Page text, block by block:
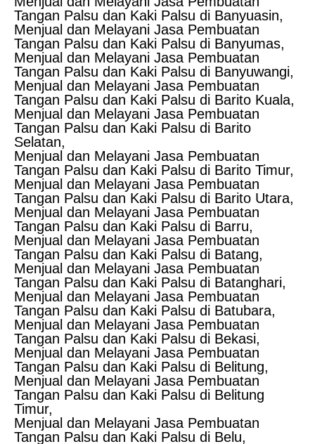
Tangan Palsu dan Kaki Palsu di Banyuasin,
Menjual dan Melayani Jasa Pembuatan
Tangan Palsu dan Kaki Palsu di Banyumas,
Menjual dan Melayani Jasa Pembuatan
Tangan Palsu dan Kaki Palsu di Banyuwangi,
Menjual dan Melayani Jasa Pembuatan
Tangan Palsu dan Kaki Palsu di Barito Kuala,
Menjual dan Melayani Jasa Pembuatan
Tangan Palsu dan Kaki Palsu di Barito
Selatan,
Menjual dan Melayani Jasa Pembuatan
Tangan Palsu dan Kaki Palsu di Barito Timur,
Menjual dan Melayani Jasa Pembuatan
Tangan Palsu dan Kaki Palsu di Barito Utara,
Menjual dan Melayani Jasa Pembuatan
Tangan Palsu dan Kaki Palsu di Barru,
Menjual dan Melayani Jasa Pembuatan
Tangan Palsu dan Kaki Palsu di Batang,
Menjual dan Melayani Jasa Pembuatan
Tangan Palsu dan Kaki Palsu di Batanghari,
Menjual dan Melayani Jasa Pembuatan
Tangan Palsu dan Kaki Palsu di Batubara,
Menjual dan Melayani Jasa Pembuatan
Tangan Palsu dan Kaki Palsu di Bekasi,
Menjual dan Melayani Jasa Pembuatan
Tangan Palsu dan Kaki Palsu di Belitung,
Menjual dan Melayani Jasa Pembuatan
Tangan Palsu dan Kaki Palsu di Belitung
Timur,
Menjual dan Melayani Jasa Pembuatan
Tangan Palsu dan Kaki Palsu di Belu,